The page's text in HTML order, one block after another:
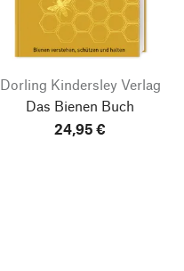
Dorling Kindersley Verlag
Das Bienen Buch
24,95 €